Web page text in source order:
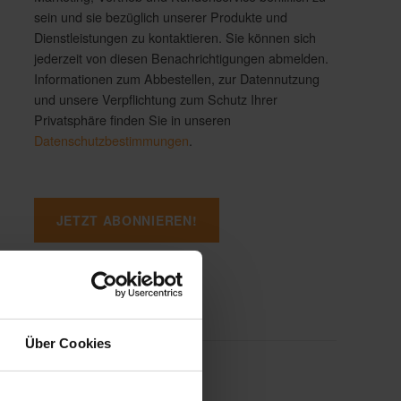
Über Cookies
sein und sie bezüglich unserer Produkte und
Dienstleistungen zu kontaktieren. Sie können sich
jederzeit von diesen Benachrichtigungen abmelden.
Informationen zum Abbestellen, zur Datennutzung
und unsere Verpflichtung zum Schutz Ihrer
Privatsphäre finden Sie in unseren
Datenschutzbestimmungen.
Aktuellste Artikel